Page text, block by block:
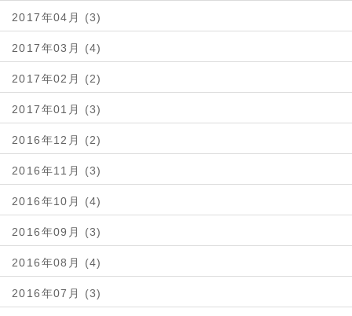
2017年04月 (3)
2017年03月 (4)
2017年02月 (2)
2017年01月 (3)
2016年12月 (2)
2016年11月 (3)
2016年10月 (4)
2016年09月 (3)
2016年08月 (4)
2016年07月 (3)